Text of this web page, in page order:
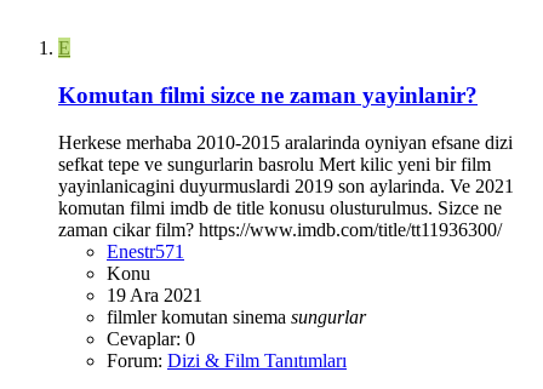
E
Komutan filmi sizce ne zaman yayinlanir?
Herkese merhaba 2010-2015 aralarinda oyniyan efsane dizi
sefkat tepe ve sungurlarin basrolu Mert kilic yeni bir film
yayinlanicagini duyurmuslardi 2019 son aylarinda. Ve 2021
komutan filmi imdb de title konusu olusturulmus. Sizce ne
zaman cikar film? https://www.imdb.com/title/tt11936300/
Enestr571
Konu
19 Ara 2021
filmlerkomutan sinema sungurlar
Cevaplar: 0
Forum: Dizi & Film Tanıtımları